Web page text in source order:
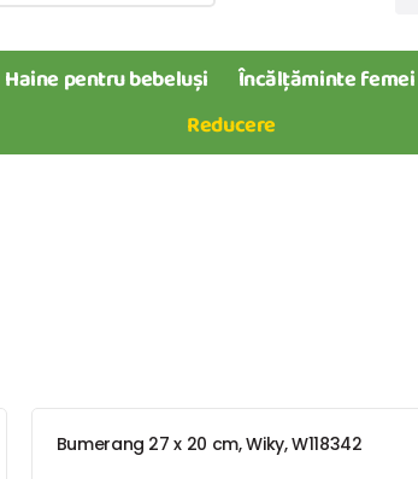
Haine pentru bebeluși Încălțăminte femei
Reducere
Bumerang 27 x 20 cm, Wiky, W118342